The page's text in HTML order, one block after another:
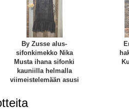
By Zusse alus-
sifonkimekko Nika
Musta ihana sifonki
kauniilla helmalla
viimeistelemään asusi